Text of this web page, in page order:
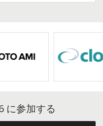
に参加する